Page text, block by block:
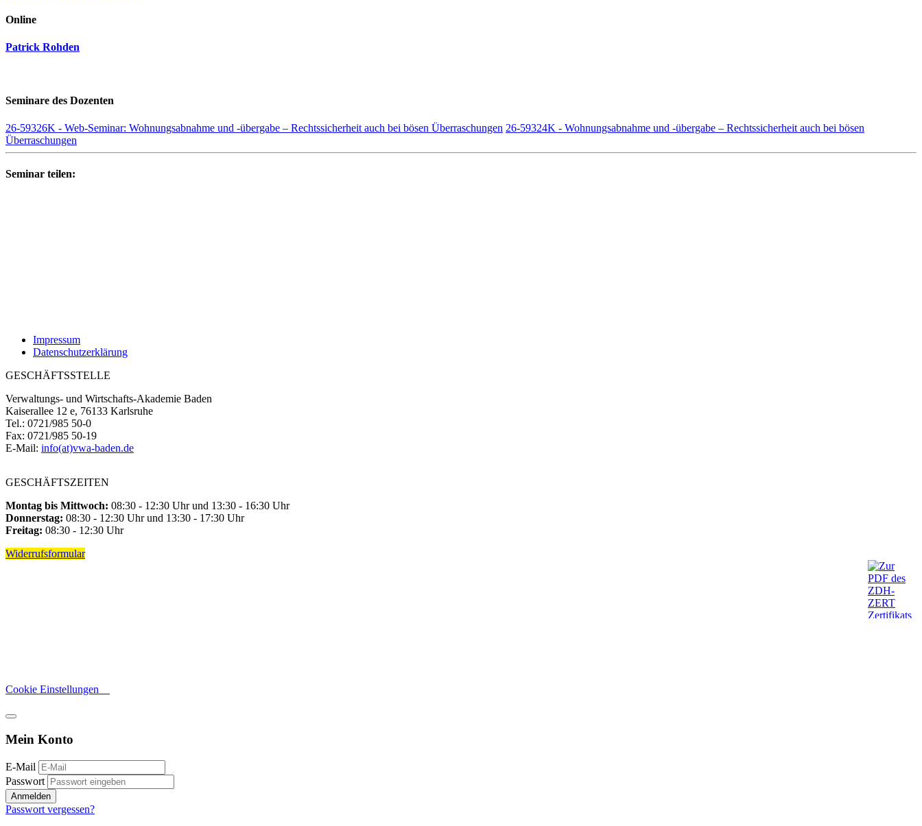
Online
Patrick Rohden
Seminare des Dozenten
26-59326K - Web-Seminar: Wohnungsabnahme und -übergabe – Rechtssicherheit auch bei bösen Überraschungen 26-59324K - Wohnungsabnahme und -übergabe – Rechtssicherheit auch bei bösen
Überraschungen
Seminar teilen:
Impressum
Datenschutzerklärung
GESCHÄFTSSTELLE
Verwaltungs- und Wirtschafts-Akademie Baden
Kaiserallee 12 e, 76133 Karlsruhe
Tel.: 0721/985 50-0
Fax: 0721/985 50-19
E-Mail: info(at)vwa-baden.de
GESCHÄFTSZEITEN
Montag bis Mittwoch: 08:30 - 12:30 Uhr und 13:30 - 16:30 Uhr
Donnerstag: 08:30 - 12:30 Uhr und 13:30 - 17:30 Uhr
Freitag: 08:30 - 12:30 Uhr
Widerrufsformular
Cookie Einstellungen
Mein Konto
E-Mail
Passwort
Anmelden
Passwort vergessen?